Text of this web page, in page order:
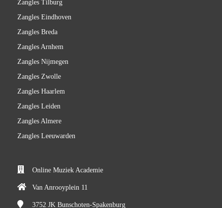
Zangles Tilburg
Zangles Eindhoven
Zangles Breda
Zangles Arnhem
Zangles Nijmegen
Zangles Zwolle
Zangles Haarlem
Zangles Leiden
Zangles Almere
Zangles Leeuwarden
Online Muziek Academie
Van Anrooyplein 11
3752 JK Bunschoten-Spakenburg